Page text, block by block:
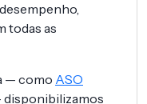
todas as
— como ASO